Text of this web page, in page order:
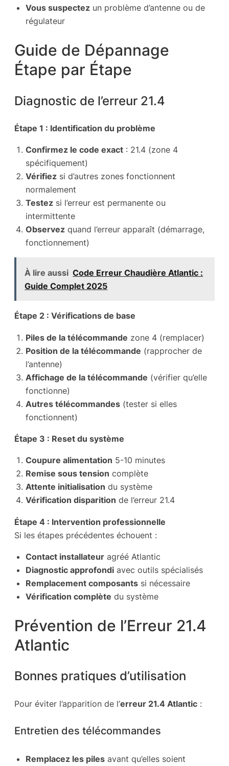
Vous suspectez un problème d’antenne ou de
régulateur
Guide de Dépannage
Étape par Étape
Diagnostic de l’erreur 21.4
Étape 1 : Identification du problème
Confirmez le code exact : 21.4 (zone 4
spécifiquement)
Vérifiez si d’autres zones fonctionnent
normalement
Testez si l’erreur est permanente ou
intermittente
Observez quand l’erreur apparaît (démarrage,
fonctionnement)
À lire aussi Code Erreur Chaudière Atlantic :
Guide Complet 2025
Étape 2 : Vérifications de base
Piles de la télécommande zone 4 (remplacer)
Position de la télécommande (rapprocher de
l’antenne)
Affichage de la télécommande (vérifier qu’elle
fonctionne)
Autres télécommandes (tester si elles
fonctionnent)
Étape 3 : Reset du système
Coupure alimentation 5-10 minutes
Remise sous tension complète
Attente initialisation du système
Vérification disparition de l’erreur 21.4
Étape 4 : Intervention professionnelle
Si les étapes précédentes échouent :
Contact installateur agréé Atlantic
Diagnostic approfondi avec outils spécialisés
Remplacement composants si nécessaire
Vérification complète du système
Prévention de l’Erreur 21.4
Atlantic
Bonnes pratiques d’utilisation
Pour éviter l’apparition de l’erreur 21.4 Atlantic :
Entretien des télécommandes
Remplacez les piles avant qu’elles soient